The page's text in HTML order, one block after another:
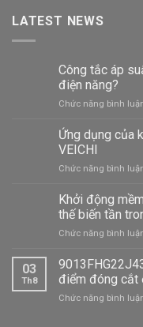
LATEST NEWS
Công tắc áp
điện năng?
Chức năng bình
Ứng dụng của
VEICHI
Chức năng bình
Khởi động
thế biến tần
Chức năng bình
03
Th8
điểm đóng cắt
Chức năng bình